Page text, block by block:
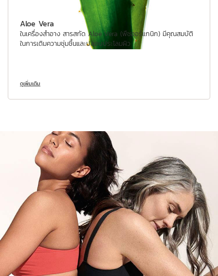
Aloe Vera
ในเครื่องสำอาง สารสกัด Aloe Vera (พืชออร์แกนิก) มีคุณสมบัติ
ในการเติมความชุ่มชื้นและปลอบประโลมผิว
ดูเพิ่มเติม